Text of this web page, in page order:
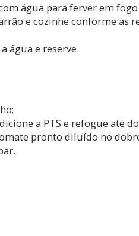
água para ferver em
e cozinhe conforme as
água e reserve.
a PTS e refogue até
pronto diluído no